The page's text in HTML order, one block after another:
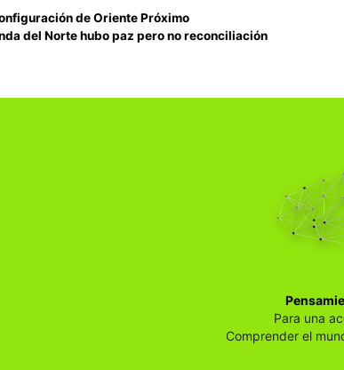
de Oriente Próximo
del Norte hubo paz pero no reconciliación
Para una
Comprender el